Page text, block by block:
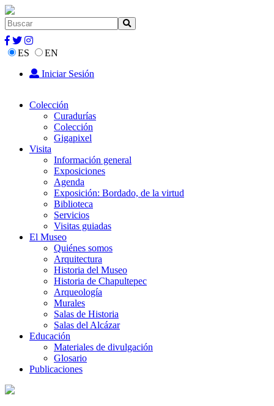
ES
EN
Iniciar Sesión
Colección
Curadurías
Colección
Gigapixel
Visita
Información general
Exposiciones
Agenda
Exposición: Bordado, de la virtud
Biblioteca
Servicios
Visitas guiadas
El Museo
Quiénes somos
Arquitectura
Historia del Museo
Historia de Chapultepec
Arqueología
Murales
Salas de Historia
Salas del Alcázar
Educación
Materiales de divulgación
Glosario
Publicaciones